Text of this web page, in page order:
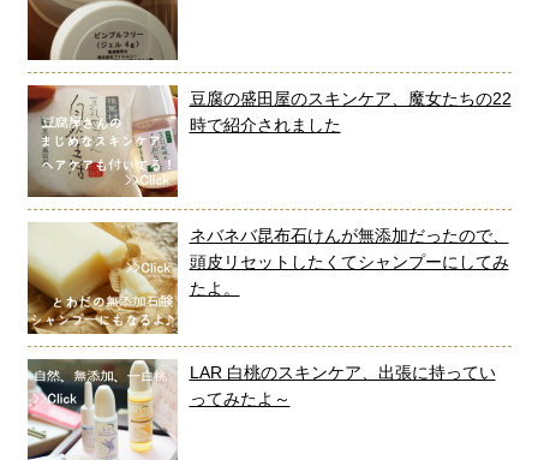
豆腐の盛田屋のスキンケア、魔女たちの22
時で紹介されました
ネバネバ昆布石けんが無添加だったので、
頭皮リセットしたくてシャンプーにしてみ
たよ。
LAR 白桃のスキンケア、出張に持ってい
ってみたよ～